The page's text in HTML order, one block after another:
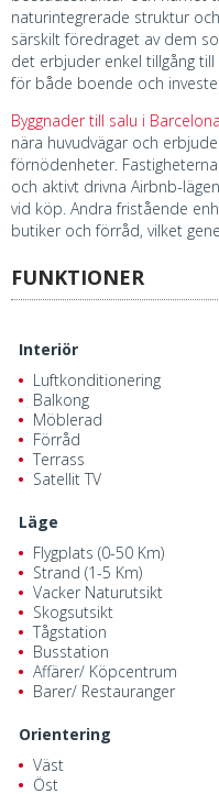
naturintegrerade struktur
särskilt föredraget av dem
det erbjuder enkel tillgång
för både boende och
Byggnader till salu i Barcelona
nära huvudvägar och
förnödenheter.
och aktivt drivna Airbnb-
vid köp. Andra fristående
butiker och förråd, vilket
FUNKTIONER
Interiör
Luftkonditionering
Balkong
Möblerad
Förråd
Terrass
Satellit TV
Läge
Flygplats (0-50 Km)
Strand (1-5 Km)
Vacker Naturutsikt
Skogsutsikt
Tågstation
Busstation
Affärer/ Köpcentrum
Barer/ Restauranger
Orientering
Väst
Öst